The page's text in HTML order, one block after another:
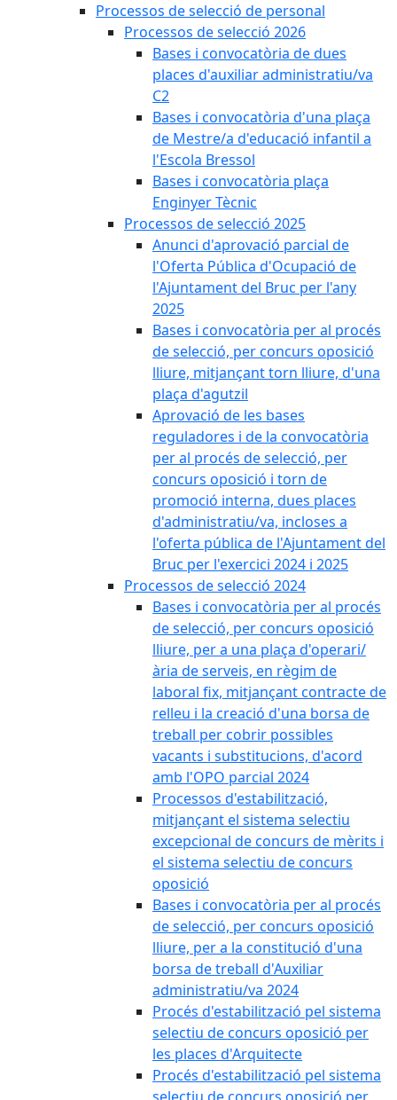
Processos de selecció de personal
Processos de selecció 2026
Bases i convocatòria de dues
places d'auxiliar administratiu/va
C2
Bases i convocatòria d'una plaça
de Mestre/a d'educació infantil a
l'Escola Bressol
Bases i convocatòria plaça
Enginyer Tècnic
Processos de selecció 2025
Anunci d'aprovació parcial de
l'Oferta Pública d'Ocupació de
l'Ajuntament del Bruc per l'any
2025
Bases i convocatòria per al procés
de selecció, per concurs oposició
lliure, mitjançant torn lliure, d'una
plaça d'agutzil
Aprovació de les bases
reguladores i de la convocatòria
per al procés de selecció, per
concurs oposició i torn de
promoció interna, dues places
d'administratiu/va, incloses a
l'oferta pública de l'Ajuntament del
Bruc per l'exercici 2024 i 2025
Processos de selecció 2024
Bases i convocatòria per al procés
de selecció, per concurs oposició
lliure, per a una plaça d'operari/
ària de serveis, en règim de
laboral fix, mitjançant contracte de
relleu i la creació d'una borsa de
treball per cobrir possibles
vacants i substitucions, d'acord
amb l'OPO parcial 2024
Processos d'estabilització,
mitjançant el sistema selectiu
excepcional de concurs de mèrits i
el sistema selectiu de concurs
oposició
Bases i convocatòria per al procés
de selecció, per concurs oposició
lliure, per a la constitució d'una
borsa de treball d'Auxiliar
administratiu/va 2024
Procés d'estabilització pel sistema
selectiu de concurs oposició per
les places d'Arquitecte
Procés d'estabilització pel sistema